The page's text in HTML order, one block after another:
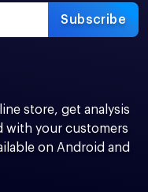
Subscribe
store, get analysis
with your customers
on Android and